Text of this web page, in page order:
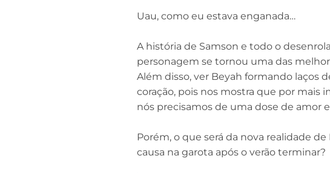
Uau, como eu estava enganada…
A história de Samson e todo o
personagem se tornou uma das
Além disso, ver Beyah formando
coração, pois nos mostra que por
nós precisamos de uma dose de amor
Porém, o que será da nova realidade
causa na garota após o verão terminar?